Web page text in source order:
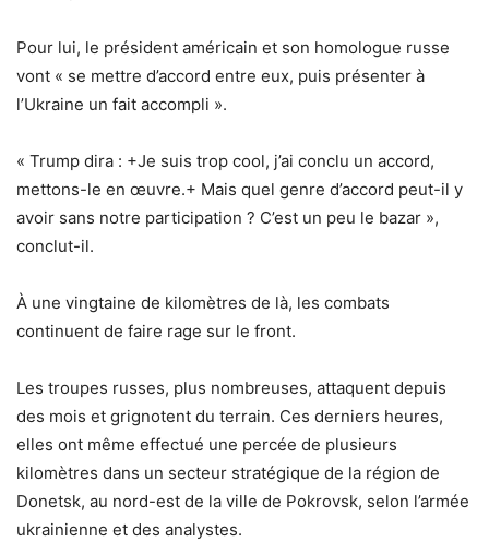
Pour lui, le président américain et son homologue russe
vont « se mettre d’accord entre eux, puis présenter à
l’Ukraine un fait accompli ».
« Trump dira : +Je suis trop cool, j’ai conclu un accord,
mettons-le en œuvre.+ Mais quel genre d’accord peut-il y
avoir sans notre participation ? C’est un peu le bazar »,
conclut-il.
À une vingtaine de kilomètres de là, les combats
continuent de faire rage sur le front.
Les troupes russes, plus nombreuses, attaquent depuis
des mois et grignotent du terrain. Ces derniers heures,
elles ont même effectué une percée de plusieurs
kilomètres dans un secteur stratégique de la région de
Donetsk, au nord-est de la ville de Pokrovsk, selon l’armée
ukrainienne et des analystes.